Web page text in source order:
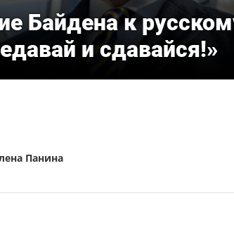
Байдена к
и сдавайся!»
Панина